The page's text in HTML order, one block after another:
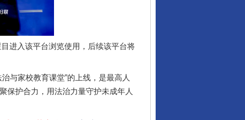
进入该平台浏览使用，后续该平台将
家校教育课堂”的上线，是最高人
保护合力，用法治力量守护未成年人